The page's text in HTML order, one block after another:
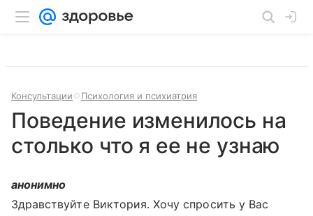
Консультации Психология и психиатрия
Поведение изменилось на
столько что я ее не узнаю
анонимно
Здравствуйте Виктория. Хочу спросить у Вас